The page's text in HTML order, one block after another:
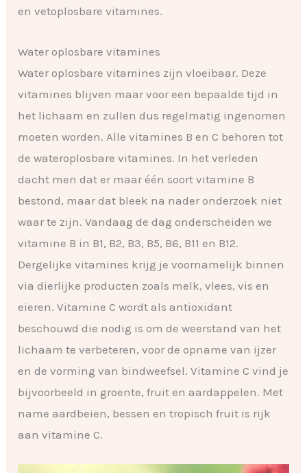
en vetoplosbare vitamines.
Water oplosbare vitamines
Water oplosbare vitamines zijn vloeibaar. Deze
vitamines blijven maar voor een bepaalde tijd in
het lichaam en zullen dus regelmatig ingenomen
moeten worden. Alle vitamines B en C behoren tot
de wateroplosbare vitamines. In het verleden
dacht men dat er maar één soort vitamine B
bestond, maar dat bleek na nader onderzoek niet
waar te zijn. Vandaag de dag onderscheiden we
vitamine B in B1, B2, B3, B5, B6, B11 en B12.
Dergelijke vitamines krijg je voornamelijk binnen
via dierlijke producten zoals melk, vlees, vis en
eieren. Vitamine C wordt als antioxidant
beschouwd die nodig is om de weerstand van het
lichaam te verbeteren, voor de opname van ijzer
en de vorming van bindweefsel. Vitamine C vind je
bijvoorbeeld in groente, fruit en aardappelen. Met
name aardbeien, bessen en tropisch fruit is rijk
aan vitamine C.